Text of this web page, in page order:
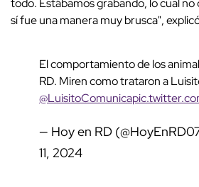
todo. Estábamos grabando, lo cual
sí fue una manera muy brusca",
El comportamiento de los
RD. Miren como trataron a
@LuisitoComunica
— Hoy en RD
11, 2024